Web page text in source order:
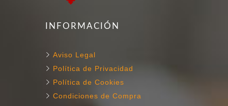
INFORMACIÓN
Aviso Legal
Política de Privacidad
Política de Cookies
Condiciones de Compra